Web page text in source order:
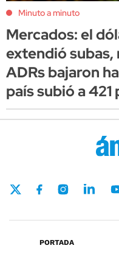
Minuto a minuto
Mercados: el
extendió
ADRs bajaron
país subió a
PORTADA